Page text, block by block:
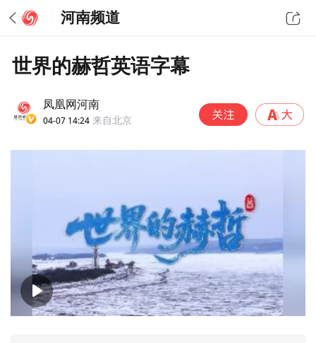
河南频道
世界的赫哲英语字幕
凤凰网河南
04-07 14:24 来自北京
00:00 06:25